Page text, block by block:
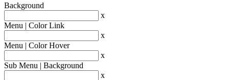
Background
x
Menu | Color Link
x
Menu | Color Hover
x
Sub Menu | Background
x